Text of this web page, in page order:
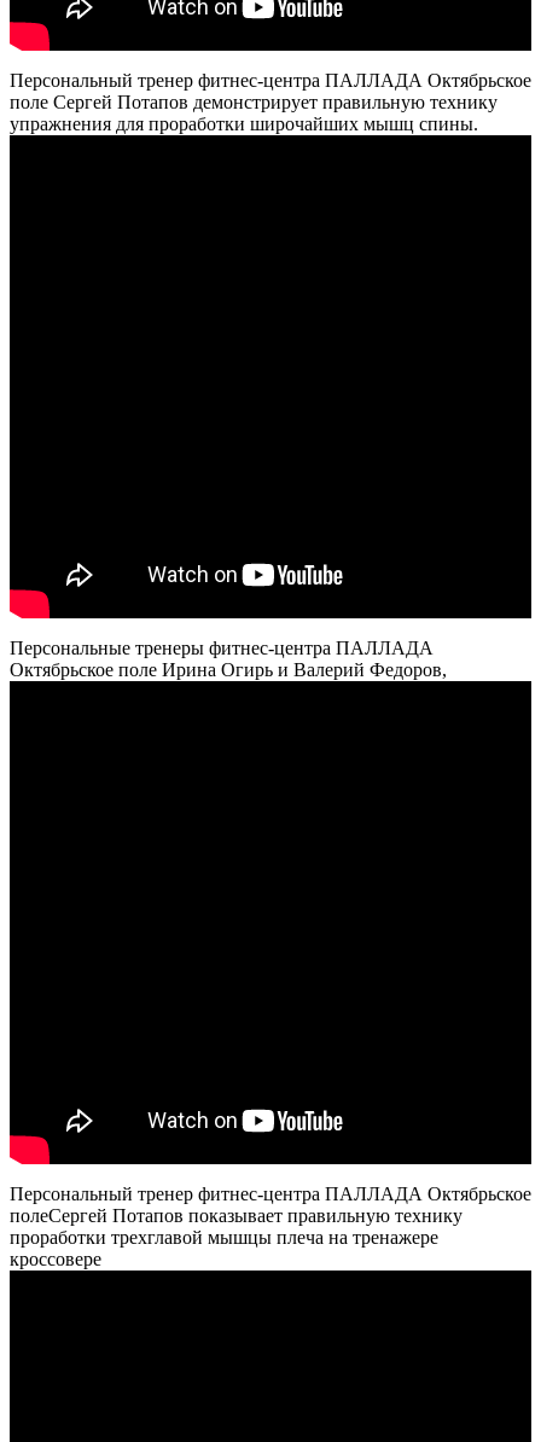
Персональный тренер фитнес-центра ПАЛЛАДА Октябрьское
поле Сергей Потапов демонстрирует правильную технику
упражнения для проработки широчайших мышц спины.
Персональные тренеры фитнес-центра ПАЛЛАДА
Октябрьское поле Ирина Огирь и Валерий Федоров,
Персональный тренер фитнес-центра ПАЛЛАДА Октябрьское
полеСергей Потапов показывает правильную технику
проработки трехглавой мышцы плеча на тренажере
кроссовере